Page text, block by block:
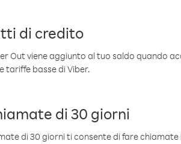
di credito
Out viene aggiunto al tuo saldo quando
tariffe basse di Viber.
di 30 giorni
di 30 giorni ti consente di fare